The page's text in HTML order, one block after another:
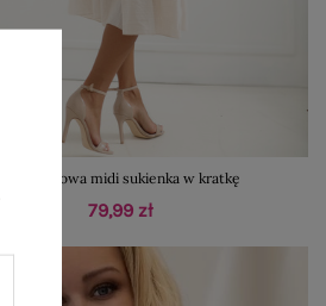
Jasnobeżowa midi sukienka w kratkę
79,99 zł